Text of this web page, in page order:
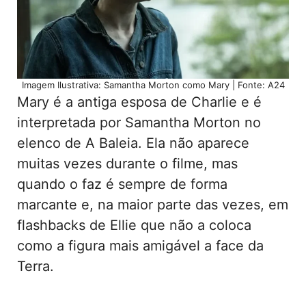
Imagem Ilustrativa: Samantha Morton como Mary | Fonte: A24
Mary é a antiga esposa de Charlie e é
interpretada por Samantha Morton no
elenco de A Baleia. Ela não aparece
muitas vezes durante o filme, mas
quando o faz é sempre de forma
marcante e, na maior parte das vezes, em
flashbacks de Ellie que não a coloca
como a figura mais amigável a face da
Terra.